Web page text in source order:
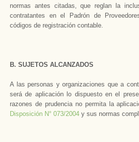
normas antes citadas, que reglan la
contratantes en el Padrón de
códigos de registración contable.
B. SUJETOS ALCANZADOS
A las personas y organizaciones que a
será de aplicación lo dispuesto en el
razones de prudencia no permita la
Disposición N° 073/2004 y sus normas